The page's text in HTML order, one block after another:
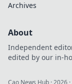
Archives
About
Independent
edited by our in-